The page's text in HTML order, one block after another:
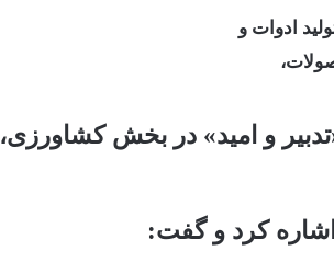
ادوات و
و امید» در بخش کشاورزی،